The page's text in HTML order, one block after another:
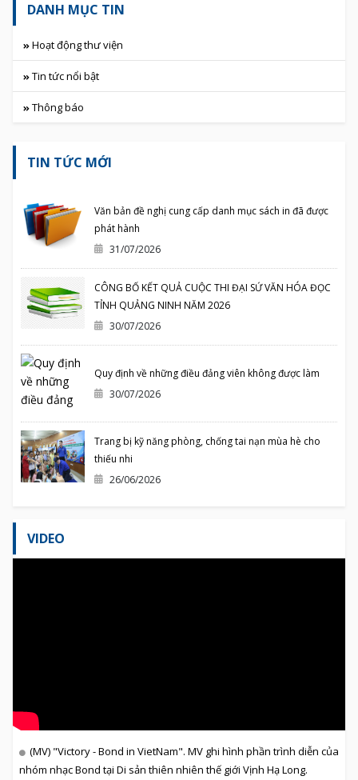
DANH MỤC TIN
Hoạt động thư viện
Tin tức nổi bật
Thông báo
TIN TỨC MỚI
Văn bản đề nghị cung cấp danh mục sách in đã được
phát hành
31/07/2026
CÔNG BỐ KẾT QUẢ CUỘC THI ĐẠI SỨ VĂN HÓA ĐỌC
TỈNH QUẢNG NINH NĂM 2026
30/07/2026
Quy định về những điều đảng viên không được làm
30/07/2026
Trang bị kỹ năng phòng, chống tai nạn mùa hè cho
thiếu nhi
26/06/2026
VIDEO
(MV) "Victory - Bond in VietNam". MV ghi hình phần trình diễn của
nhóm nhạc Bond tại Di sản thiên nhiên thế giới Vịnh Hạ Long.